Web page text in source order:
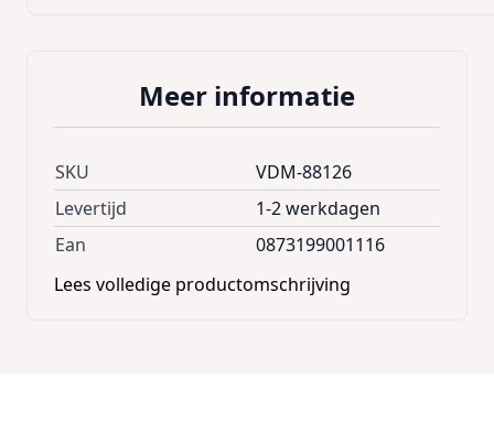
Meer informatie
SKU
VDM-88126
Levertijd
1-2 werkdagen
Ean
0873199001116
Lees volledige productomschrijving